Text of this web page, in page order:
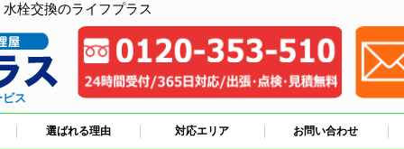
栓交換のライフプラス
ス
選ばれる理由 対応エリア お問い合わせ